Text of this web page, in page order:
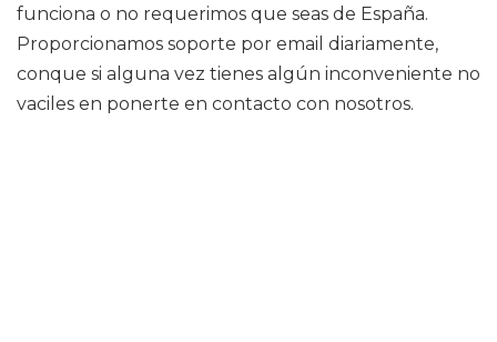
funciona o no requerimos que seas de España.
Proporcionamos soporte por email diariamente,
conque si alguna vez tienes algún inconveniente no
vaciles en ponerte en contacto con nosotros.